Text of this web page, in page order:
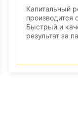
Капитальный
производится
Быстрый и
результат за